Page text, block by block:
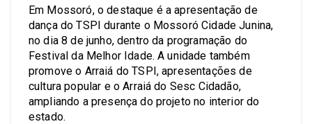
Em Mossoró, o destaque é a apresentação de
dança do TSPI durante o Mossoró Cidade Junina,
no dia 8 de junho, dentro da programação do
Festival da Melhor Idade. A unidade também
promove o Arraiá do TSPI, apresentações de
cultura popular e o Arraiá do Sesc Cidadão,
ampliando a presença do projeto no interior do
estado.